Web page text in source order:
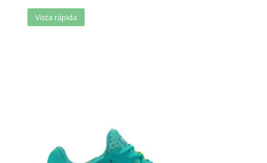
Vista rápida